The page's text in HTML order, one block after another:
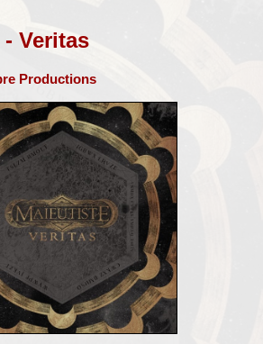
- Veritas
Productions